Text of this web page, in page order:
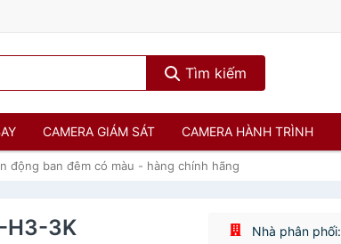
Tìm kiếm
CAMERA GIÁM SÁT CAMERA HÀNH TRÌNH
động ban đêm có màu - hàng chính hãng
H3-3K
Nhà phân phối: